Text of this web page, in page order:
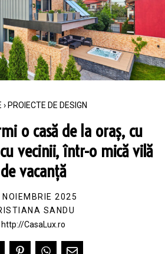
› PROIECTE DE DESIGN
o casă de la oraș, cu
vecinii, într-o mică vilă
de vacanță
NOIEMBRIE 2025
SANDU
http://CasaLux.ro